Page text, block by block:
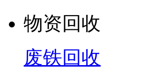
物资回收
废铁回收